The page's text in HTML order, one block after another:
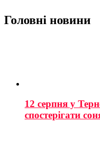
Головні новини
12 серпня у
спостерігати